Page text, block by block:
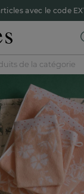
avec le code
de la catégorie